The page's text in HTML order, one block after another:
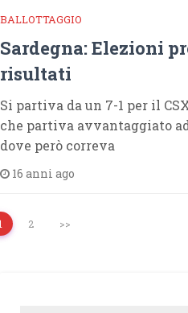
BALLOTTAGGIO
Sardegna: Elezioni
risultati
Si partiva da un 7-1 per il
che partiva avvantaggiato
dove però correva
16 anni ago
2 >>